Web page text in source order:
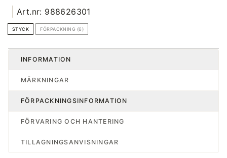
Art.nr: 988626301
STYCK FÖRPACKNING (6)
INFORMATION
MÄRKNINGAR
FÖRPACKNINGSINFORMATION
FÖRVARING OCH HANTERING
TILLAGNINGSANVISNINGAR